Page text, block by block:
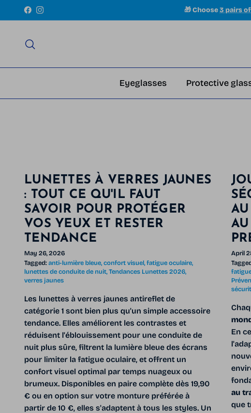
Skip to content
FacebookInstagram 🎁 Choose 3 pairs
Eyeglasses Protective
LUNETTES À VERRES JAUNES
: TOUT CE QU'IL FAUT
SAVOIR POUR PROTÉGER
VOS YEUX ET RESTER
TENDANCE
May 26, 2026
Tagged:anti-lumière bleue confort visuel fatigue oculaire
lunettes de conduite de nuit Tendances Lunettes 2026
verres jaunes
Les lunettes à verres jaunes antireflet de
catégorie 1 sont bien plus qu'un simple accessoire
tendance. Elles améliorent les contrastes et
réduisent l'éblouissement pour une conduite de
nuit plus sûre, filtrent la lumière bleue des écrans
pour limiter la fatigue oculaire, et offrent un
confort visuel optimal par temps nuageux ou
brumeux. Disponibles en paire complète dès 19,90
€ ou en option sur votre monture préférée à
partir de 10 €, elles s'adaptent à tous les styles. Un
April
En
au
que